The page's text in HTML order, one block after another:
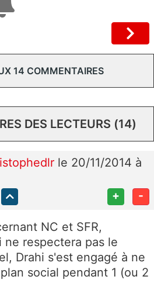
14 COMMENTAIRES
DES LECTEURS (14)
le 20/11/2014 à
+ -
NC et SFR,
ne respectera pas le
Drahi s'est engagé à ne
social pendant 1 (ou 2